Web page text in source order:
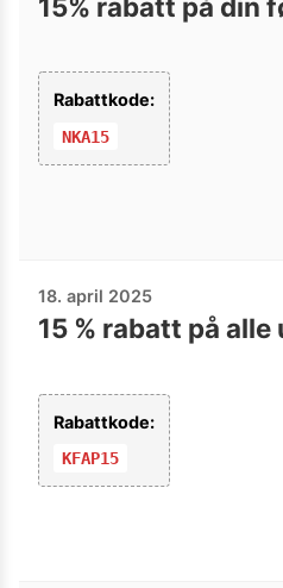
15% rabatt på din
Rabattkode:
NKA15
18. april 2025
15 % rabatt på
Rabattkode:
KFAP15